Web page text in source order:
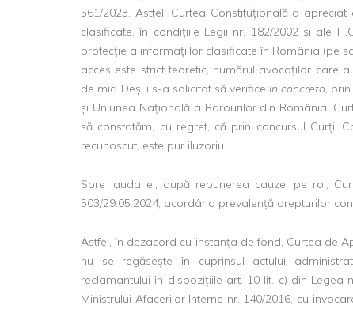
561/2023. Astfel, Curtea Constituțională a
clasificate, în condițiile Legii nr. 182/2002 și ale
protecție a informațiilor clasificate în România (pe
acces este strict teoretic, numărul avocaților care
de mic. Deși i s-a solicitat să verifice in concreto,
și Uniunea Națională a Barourilor din România,
să constatăm, cu regret, că prin concursul Curții
recunoscut, este pur iluzoriu.
Spre lauda ei, după repunerea cauzei pe rol,
503/29.05.2024, acordând prevalență drepturilor
Astfel, în dezacord cu instanța de fond, Curtea de
nu se regăsește în cuprinsul actului
reclamantului în dispozițiile art. 10 lit. c) din Legea
Ministrului Afacerilor Interne nr. 140/2016, cu